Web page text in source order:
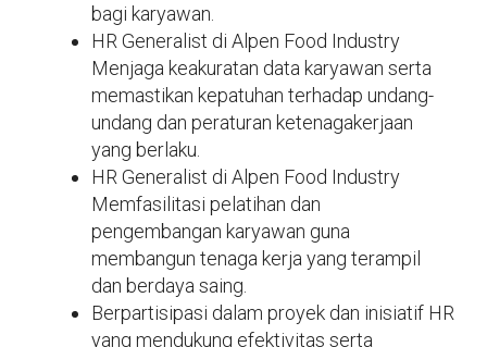
bagi karyawan.
HR Generalist di Alpen Food Industry
Menjaga keakuratan data karyawan serta
memastikan kepatuhan terhadap undang-
undang dan peraturan ketenagakerjaan
yang berlaku.
HR Generalist di Alpen Food Industry
Memfasilitasi pelatihan dan
pengembangan karyawan guna
membangun tenaga kerja yang terampil
dan berdaya saing.
Berpartisipasi dalam proyek dan inisiatif HR
yang mendukung efektivitas serta